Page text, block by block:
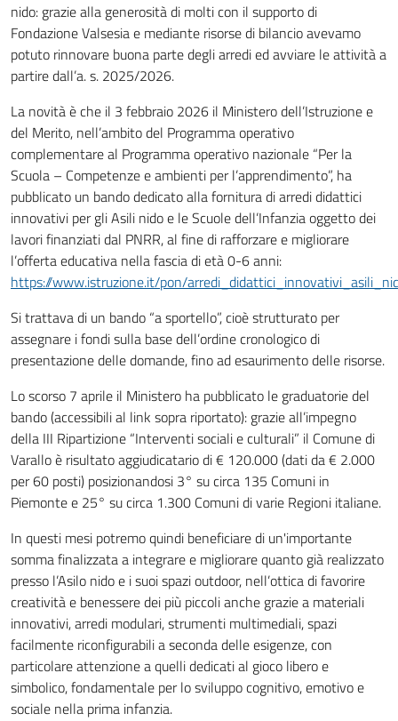
nido: grazie alla generosità di molti con il supporto di
Fondazione Valsesia e mediante risorse di bilancio avevamo
potuto rinnovare buona parte degli arredi ed avviare le attività a
partire dall’a. s. 2025/2026.
La novità è che il 3 febbraio 2026 il Ministero dell’Istruzione e
del Merito, nell’ambito del Programma operativo
complementare al Programma operativo nazionale “Per la
Scuola – Competenze e ambienti per l’apprendimento”, ha
pubblicato un bando dedicato alla fornitura di arredi didattici
innovativi per gli Asili nido e le Scuole dell’Infanzia oggetto dei
lavori finanziati dal PNRR, al fine di rafforzare e migliorare
l’offerta educativa nella fascia di età 0-6 anni:
https://www.istruzione.it/pon/
Si trattava di un bando “a sportello”, cioè strutturato per
assegnare i fondi sulla base dell’ordine cronologico di
presentazione delle domande, fino ad esaurimento delle risorse.
Lo scorso 7 aprile il Ministero ha pubblicato le graduatorie del
bando (accessibili al link sopra riportato): grazie all’impegno
della III Ripartizione “Interventi sociali e culturali” il Comune di
Varallo è risultato aggiudicatario di € 120.000 (dati da € 2.000
per 60 posti) posizionandosi 3° su circa 135 Comuni in
Piemonte e 25° su circa 1.300 Comuni di varie Regioni italiane.
In questi mesi potremo quindi beneficiare di un'importante
somma finalizzata a integrare e migliorare quanto già realizzato
presso l’Asilo nido e i suoi spazi outdoor, nell’ottica di favorire
creatività e benessere dei più piccoli anche grazie a materiali
innovativi, arredi modulari, strumenti multimediali, spazi
facilmente riconfigurabili a seconda delle esigenze, con
particolare attenzione a quelli dedicati al gioco libero e
simbolico, fondamentale per lo sviluppo cognitivo, emotivo e
sociale nella prima infanzia.